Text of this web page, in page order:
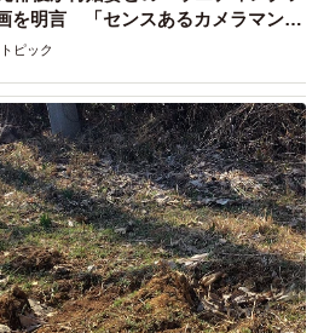
を明言 「センスあるカメラマン求
ピック